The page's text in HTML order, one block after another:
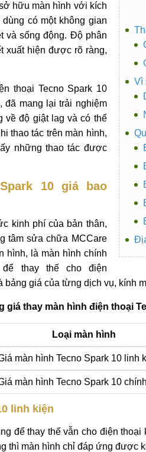
Vì
hữu màn hình với kích
có một không gian
và sống động. Độ phân
xuất hiện được rõ ràng,
thoại Tecno Spark 10
đã mang lại trải nghiệm
về độ giật lag và có thể
thao tác trên màn hình,
những thao tác được
10 giá bao
kinh phí của bản thân,
tâm sửa chữa MCCare
hình, là màn hình chính
thay thế cho điện
giá của từng dịch vụ, kính
giá thay màn hình điện thoại
Loại màn hình
màn hình Tecno Spark 10 linh
màn hình Tecno Spark 10
linh kiện
để thay thế vẫn cho điện
thì màn hình chỉ đáp ứng được